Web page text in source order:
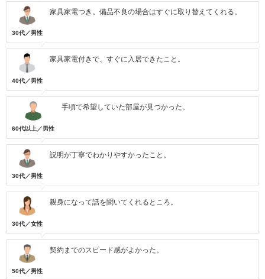
30代／男性
家具家電つき。備品不良の場合はすぐに取り替えてくれる。
40代／男性
家具家電付きで、すぐに入居できたこと。
60代以上／男性
手頃で希望していた部屋が見つかった。
30代／男性
説明が丁寧でわかりやすかったこと。
30代／女性
親身になって話を聞いてくれるところ。
50代／男性
契約までのスピード感がよかった。